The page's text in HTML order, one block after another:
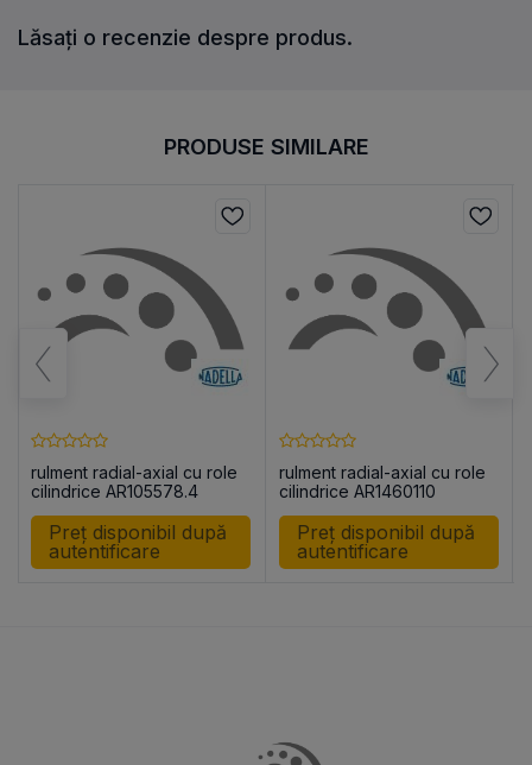
Lăsați o recenzie despre produs.
PRODUSE SIMILARE
rulment radial-axial cu role
cilindrice AR105578.4
Preț disponibil după
autentificare
rulment radial-axial cu role
cilindrice AR1460110
Preț disponibil după
autentificare